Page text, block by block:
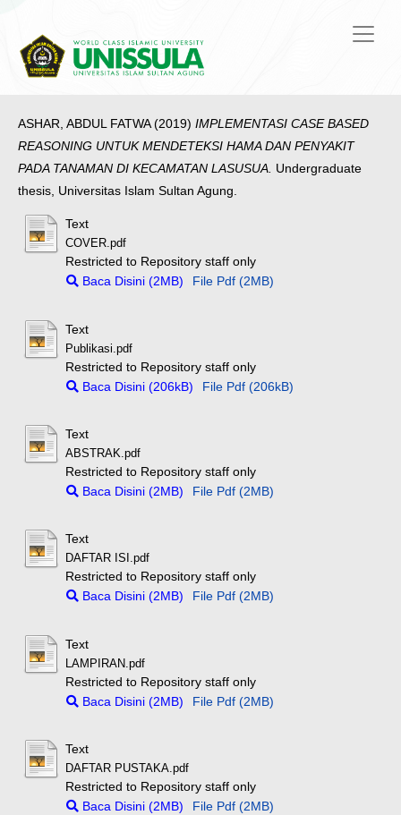
ASHAR, ABDUL FATWA(2019) IMPLEMENTASI CASE BASED
REASONING UNTUK MENDETEKSI HAMA DAN PENYAKIT
PADA TANAMAN DI KECAMATAN LASUSUA. Undergraduate
thesis, Universitas Islam Sultan Agung.
Text
COVER.pdf
Restricted to Repository staff only
Baca Disini (2MB)
File Pdf (2MB)
Text
Publikasi.pdf
Restricted to Repository staff only
Baca Disini (206kB)
File Pdf (206kB)
Text
ABSTRAK.pdf
Restricted to Repository staff only
Baca Disini (2MB)
File Pdf (2MB)
Text
DAFTAR ISI.pdf
Restricted to Repository staff only
Baca Disini (2MB)
File Pdf (2MB)
Text
LAMPIRAN.pdf
Restricted to Repository staff only
Baca Disini (2MB)
File Pdf (2MB)
Text
DAFTAR PUSTAKA.pdf
Restricted to Repository staff only
Baca Disini (2MB)
File Pdf (2MB)